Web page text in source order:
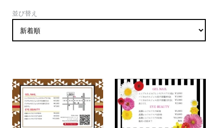
並び替え